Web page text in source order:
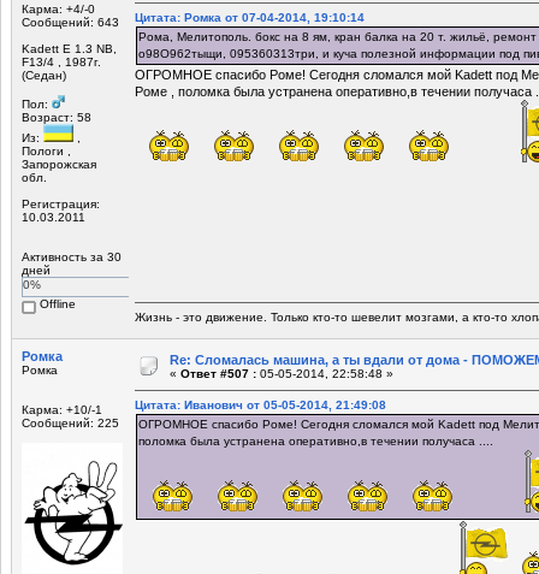
Карма: +4/-0
Сообщений: 643
Kadett E 1.3 NB,
F13/4 , 1987г.
(Седан)
Пол:
Возраст: 58
Из:
Пологи ,
Запорожская
обл.
Регистрация:
10.03.2011
Активность за 30
дней
0%
Offline
Цитата: Ромка от 07-04-2014, 19:10:14
Рома, Мелитополь. бокс на 8 ям, кран балка на 20 т. жильё,
о98О962тыщи, 095360313три, и куча полезной информации под
ОГРОМНОЕ спасибо Роме! Сегодня сломался мой Kadett под
Роме , поломка была устранена оперативно,в течении получаса
Жизнь - это движение. Только кто-то шевелит мозгами, а кто-то
Ромка
Ромка
Карма: +10/-1
Сообщений: 225
Re: Сломалась машина, а ты вдали от дома -
« Ответ #507 : 05-05-2014, 22:58:48 »
Цитата: Иванович от 05-05-2014, 21:49:08
ОГРОМНОЕ спасибо Роме! Сегодня сломался мой Kadett под
поломка была устранена оперативно,в течении получаса ....